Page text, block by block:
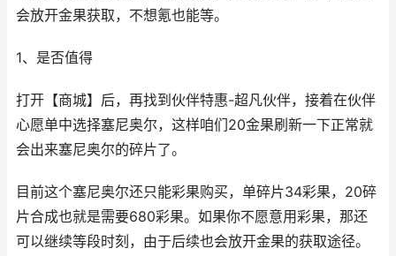
会放开金果获取，不想氪也能等。
1、是否值得
打开【商城】后，再找到伙伴特惠-超凡伙伴，接着在伙伴
心愿单中选择塞尼奥尔，这样咱们20金果刷新一下正常就
会出来塞尼奥尔的碎片了。
目前这个塞尼奥尔还只能彩果购买，单碎片34彩果，20碎
片合成也就是需要680彩果。如果你不愿意用彩果，那还
可以继续等段时刻，由于后续也会放开金果的获取途径。